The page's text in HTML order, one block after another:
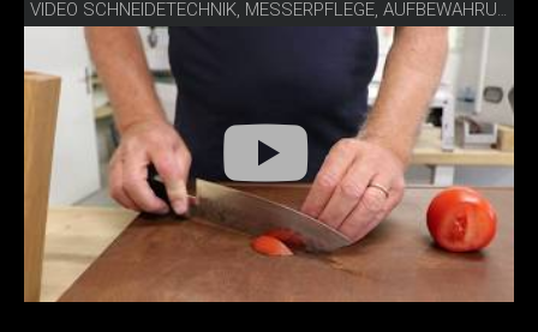
VIDEO SCHNEIDETECHNIK, MESSERPFLEGE, AUFBEWAHRUNG